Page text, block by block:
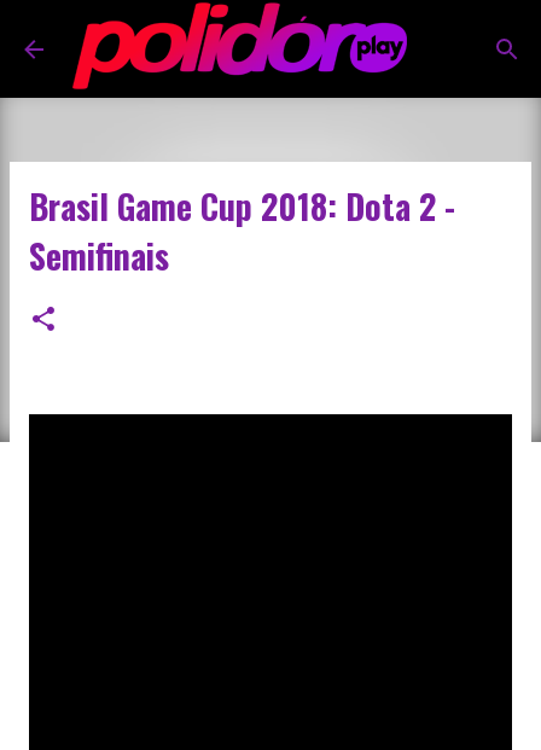
Pular para o conteúdo principal
Brasil Game Cup 2018: Dota 2 -
Semifinais